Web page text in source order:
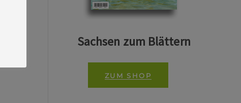
Sachsen zum Blättern
ZUM SHOP